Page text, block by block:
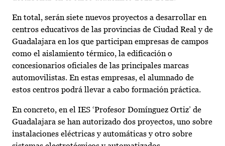
En total, serán siete nuevos proyectos a desarrollar en
centros educativos de las provincias de Ciudad Real y de
Guadalajara en los que participan empresas de campos
como el aislamiento térmico, la edificación o
concesionarios oficiales de las principales marcas
automovilistas. En estas empresas, el alumnado de
estos centros podrá llevar a cabo formación práctica.
En concreto, en el IES ‘Profesor Domínguez Ortiz’ de
Guadalajara se han autorizado dos proyectos, uno sobre
instalaciones eléctricas y automáticas y otro sobre